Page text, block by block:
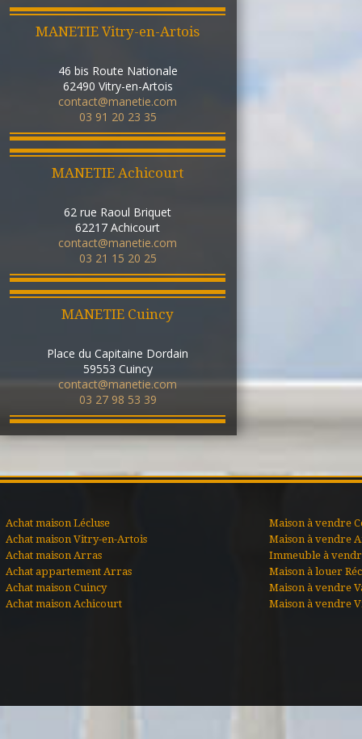
MANETIE Vitry-en-Artois
46 bis Route Nationale
62490 Vitry-en-Artois
contact@manetie.com
03 91 20 23 35
MANETIE Achicourt
62 rue Raoul Briquet
62217 Achicourt
contact@manetie.com
03 21 15 20 25
MANETIE Cuincy
Place du Capitaine Dordain
59553 Cuincy
contact@manetie.com
03 27 98 53 39
Achat maison Lécluse
Achat maison Vitry-en-Artois
Achat maison Arras
Achat appartement Arras
Achat maison Cuincy
Achat maison Achicourt
Maison à vendre
Maison à vendre
Immeuble à
Maison à louer
Maison à vendre
Maison à vendre